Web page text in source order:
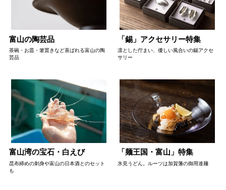
富山の陶芸品
茶碗・お皿・箸置きなど喜ばれる富山の陶
芸品
「錫」アクセサリー特集
凛とした佇まい、優しい風合いの錫アクセ
サリー
富山湾の宝石・白えび
昆布締めの刺身や富山の日本酒とのセット
も
「麺王国・富山」特集
氷見うどん。ルーツは加賀藩の御用達麺